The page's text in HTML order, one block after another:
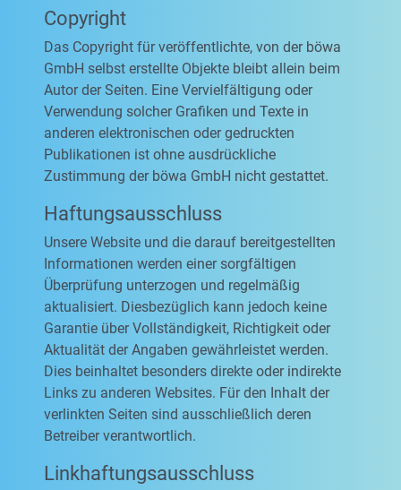
Copyright
Das Copyright für veröffentlichte, von der böwa
GmbH selbst erstellte Objekte bleibt allein beim
Autor der Seiten. Eine Vervielfältigung oder
Verwendung solcher Grafiken und Texte in
anderen elektronischen oder gedruckten
Publikationen ist ohne ausdrückliche
Zustimmung der böwa GmbH nicht gestattet.
Haftungsausschluss
Unsere Website und die darauf bereitgestellten
Informationen werden einer sorgfältigen
Überprüfung unterzogen und regelmäßig
aktualisiert. Diesbezüglich kann jedoch keine
Garantie über Vollständigkeit, Richtigkeit oder
Aktualität der Angaben gewährleistet werden.
Dies beinhaltet besonders direkte oder indirekte
Links zu anderen Websites. Für den Inhalt der
verlinkten Seiten sind ausschließlich deren
Betreiber verantwortlich.
Linkhaftungsausschluss